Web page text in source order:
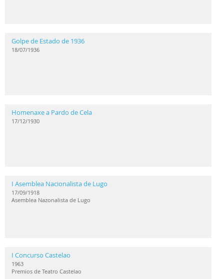
Golpe de Estado de 1936
18/07/1936
Homenaxe a Pardo de Cela
17/12/1930
I Asemblea Nacionalista de Lugo
17/09/1918
Asemblea Nazonalista de Lugo
I Concurso Castelao
1963
Premios de Teatro Castelao